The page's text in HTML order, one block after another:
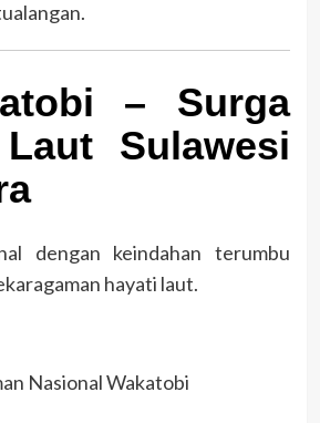
– Surga
Sulawesi
dengan keindahan terumbu
hayati laut.
Nasional Wakatobi